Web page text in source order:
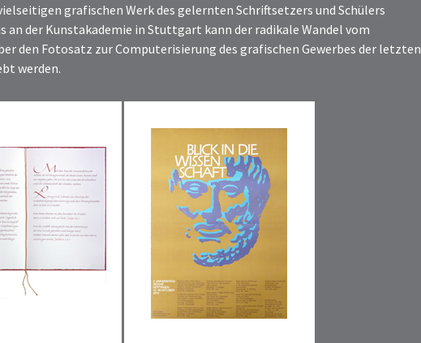
grafischen Werk des gelernten Schriftsetzers und Schülers
an der Kunstakademie in Stuttgart kann der radikale Wandel vom
den Fotosatz zur Computerisierung des grafischen Gewerbes der letzten
werden.